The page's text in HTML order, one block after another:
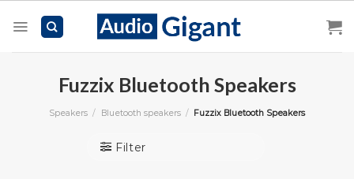
Fuzzix Bluetooth Speakers
Speakers / Bluetooth speakers / Fuzzix Bluetooth Speakers
Filter